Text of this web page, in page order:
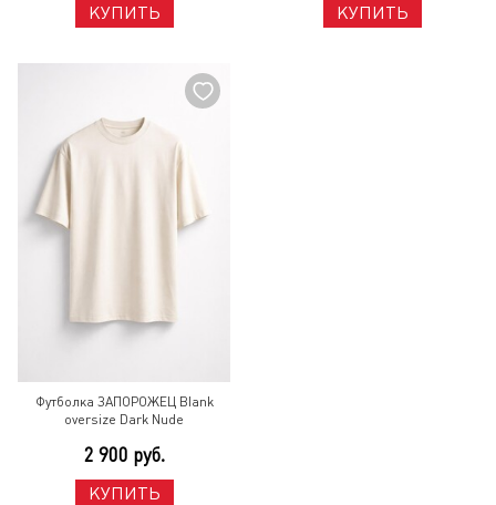
КУПИТЬ КУПИТЬ
Футболка ЗАПОРОЖЕЦ Blank
oversize Dark Nude
2 900 руб.
КУПИТЬ